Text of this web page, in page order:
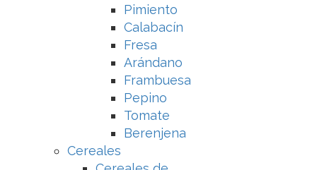
Pimiento
Calabacín
Fresa
Arándano
Frambuesa
Pepino
Tomate
Berenjena
Cereales